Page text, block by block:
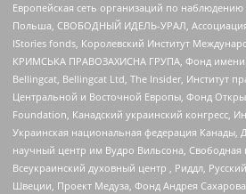
Европейская сеть организаций по
Польша, СВОБОДНЫЙ ИДЕЛЬ-УРАЛ, Ассоциация
IStories fonds, Королевский Институт
КРИМСЬКА ПРАВОЗАХИСНА ГРУПА, Фонд имени
Bellingcat, Bellingcat Ltd, The Insider, Институт
Центральной и Восточной Европы, Фонд
Foundation, Канадский украинский конгресс,
Украинская национальная федерация
научный центр им Вудро Вильсона, Свободная
Всеукраинский духовный центр , Риддл,
Швеции, Проект Медуза, Фонд Андрея